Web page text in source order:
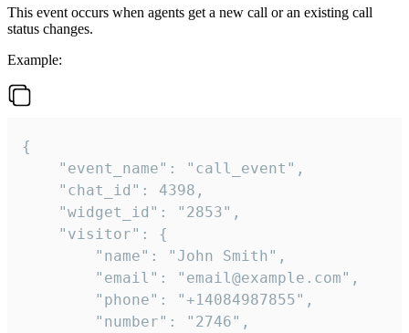
This event occurs when agents get a new call or an existing call
status changes.
Example:
{
    "event_name": "call_event",
    "chat_id": 4398,
    "widget_id": "2853",
    "visitor": {
        "name": "John Smith",
        "email": "email@example.com",
        "phone": "+14084987855",
        "number": "2746",